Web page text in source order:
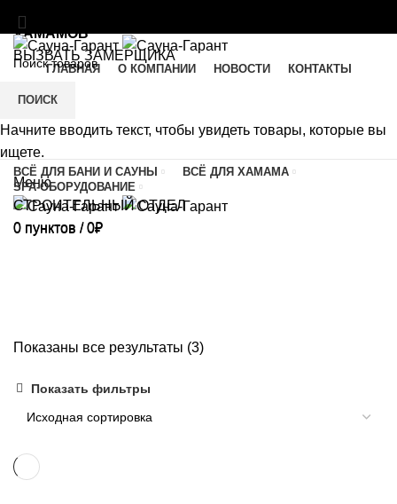
ХАМАМОВ
ВЫЗВАТЬ ЗАМЕРЩИКА
ГЛАВНАЯ О КОМПАНИИ НОВОСТИ КОНТАКТЫ
Меню
0 пунктов / 0₽
ВСЁ ДЛЯ БАНИ И САУНЫ
ВСЁ ДЛЯ ХАМАМА
SPA-ОБОРУДОВАНИЕ
СТРОИТЕЛЬНЫЙ ОТДЕЛ
0 пунктов / 0₽
Показаны все результаты (3)
Показать фильтры
ПОИСК
Начните вводить текст, чтобы увидеть товары, которые вы
ищете.